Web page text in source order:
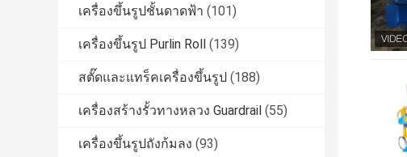
เครื่องขึ้นรูปชั้นดาดฟ้า (101)
เครื่องขึ้นรูป Purlin Roll (139)
สตั๊ดและแทร็คเครื่องขึ้นรูป (188)
เครื่องสร้างรั้วทางหลวง Guardrail (55)
เครื่องขึ้นรูปถังก้มลง (93)